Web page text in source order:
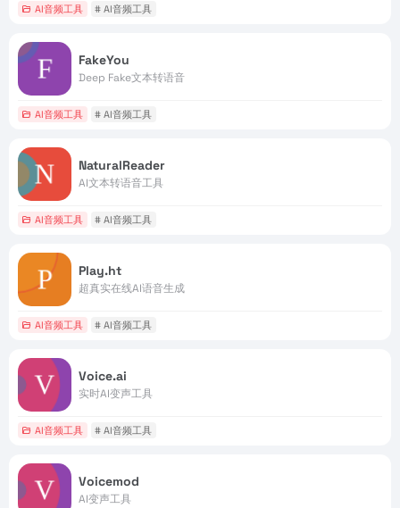
AI音频工具 # AI音频工具
FakeYou
Deep Fake文本转语音
AI音频工具 # AI音频工具
NaturalReader
AI文本转语音工具
AI音频工具 # AI音频工具
Play.ht
超真实在线AI语音生成
AI音频工具 # AI音频工具
Voice.ai
实时AI变声工具
AI音频工具 # AI音频工具
Voicemod
AI变声工具